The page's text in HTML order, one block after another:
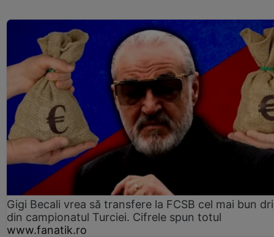
Gigi Becali vrea să transfere la FCSB cel mai bun
din campionatul Turciei. Cifrele spun totul
www.fanatik.ro